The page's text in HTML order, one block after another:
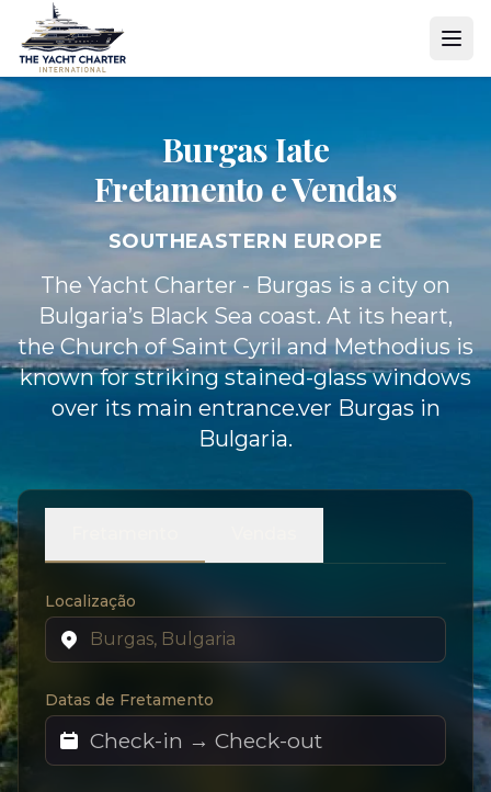
Burgas Iate
Fretamento e Vendas
SOUTHEASTERN EUROPE
The Yacht Charter - Burgas is a city on
Bulgaria’s Black Sea coast. At its heart,
the Church of Saint Cyril and Methodius is
known for striking stained-glass windows
over its main entrance.ver Burgas in
Bulgaria.
Localização
Datas de Fretamento